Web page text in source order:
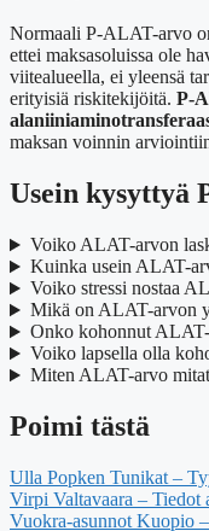
Normaali P-ALAT-arvo
ettei maksasoluissa ole
viitealueella, ei yleensä
erityisiä riskitekijöitä. P-
maksan voinnin
Usein kysyttyä
Voiko ALAT-arvon
Kuinka usein ALAT-
Voiko stressi nostaa
Mikä on ALAT-arvon
Onko kohonnut
Voiko lapsella olla
Miten ALAT-arvo
Poimi tästä
Ulla Popken Tunikat –
Virpi Valtavaara – Tiedot
Vuokra-asunnot Kuopio